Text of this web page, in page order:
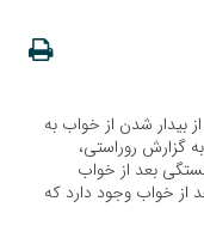
بیدار شدن از خواب به
گزارش روراستی،
بعد از خواب
خواب وجود دارد که